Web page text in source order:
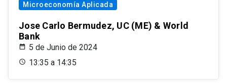
Microeconomía Aplicada
Jose Carlo Bermudez, UC (ME) & World
Bank
5 de Junio de 2024
13:35 a 14:35